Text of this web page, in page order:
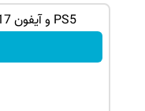
PS5 و آیفون 17 جایزه این گردونه شانس 😍